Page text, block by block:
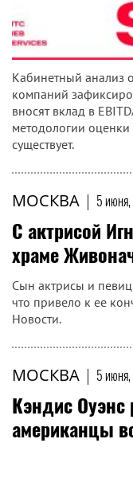
Кабинетный анализ
компаний
вносят вклад в
методологии оценки
существует.
МОСКВА | 5
С актрисой
храме
Сын актрисы и
что привело к ее
Новости.
МОСКВА | 5
Кэндис Оуэнс
американцы